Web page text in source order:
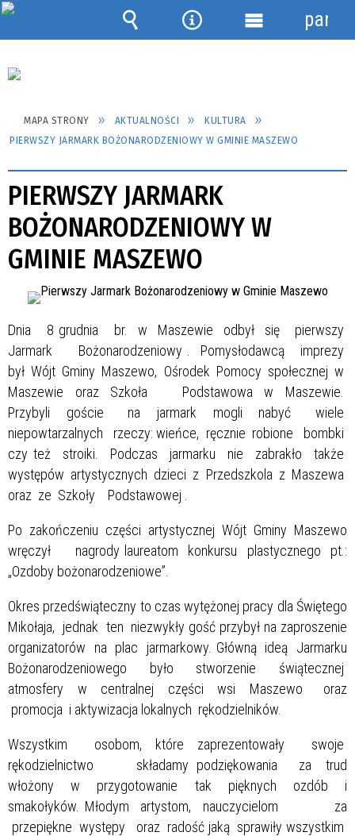
MAPA STRONY AKTUALNOŚCI
KULTURA
PIERWSZY JARMARK BOŻONARODZENIOWY W GMINIE MASZEWO
PIERWSZY JARMARK
BOŻONARODZENIOWY W
GMINIE MASZEWO
Dnia 8 grudnia br. w Maszewie odbył się pierwszy
Jarmark Bożonarodzeniowy . Pomysłodawcą imprezy
był Wójt Gminy Maszewo, Ośrodek Pomocy społecznej w
Maszewie oraz Szkoła Podstawowa w Maszewie.
Przybyli goście na jarmark mogli nabyć wiele
niepowtarzalnych rzeczy: wieńce, ręcznie robione bombki
czy też stroiki. Podczas jarmarku nie zabrakło także
występów artystycznych dzieci z Przedszkola z Maszewa
oraz ze Szkoły Podstawowej .
Po zakończeniu części artystycznej Wójt Gminy Maszewo
wręczył nagrody laureatom konkursu plastycznego pt.:
„Ozdoby bożonarodzeniowe”.
Okres przedświąteczny to czas wytężonej pracy dla Świętego
Mikołaja, jednak ten niezwykły gość przybył na zaproszenie
organizatorów na plac jarmarkowy. Główną ideą Jarmarku
Bożonarodzeniowego było stworzenie świątecznej
atmosfery w centralnej części wsi Maszewo oraz
promocja i aktywizacja lokalnych rękodzielników.
Wszystkim osobom, które zaprezentowały swoje
rękodzielnictwo składamy podziękowania za trud
włożony w przygotowanie tak pięknych ozdób i
smakołyków. Młodym artystom, nauczycielom za
przepiękne występy oraz radość jaką sprawiły wszystkim
Wyszukiwarka
NarzędziaMenu
panel